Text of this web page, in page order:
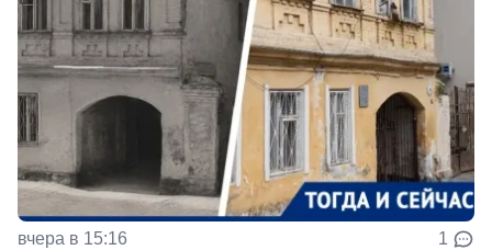
вчера в 15:16 1